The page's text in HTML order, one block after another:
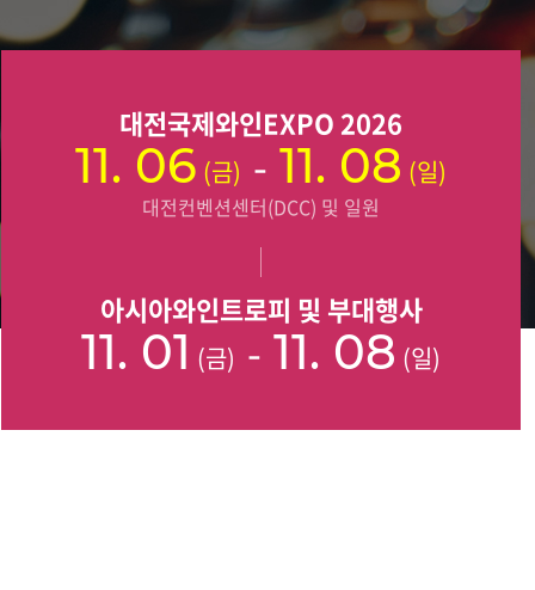
대전국제와인EXPO 2026
11. 06 (금) - 11. 08 (일)
대전컨벤션센터(DCC) 및 일원
아시아와인트로피 및 부대행사
11. 01 (금) - 11. 08 (일)